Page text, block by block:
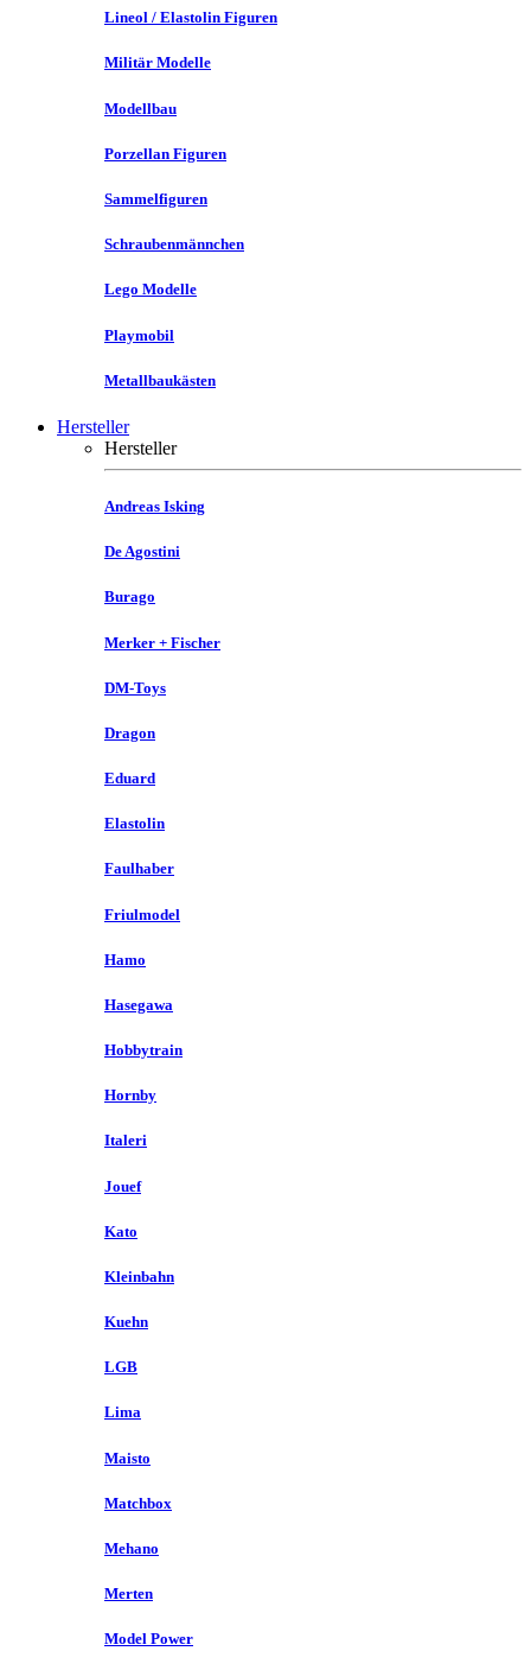
Lineol / Elastolin Figuren
Militär Modelle
Modellbau
Porzellan Figuren
Sammelfiguren
Schraubenmännchen
Lego Modelle
Playmobil
Metallbaukästen
Hersteller
Hersteller
Andreas Isking
De Agostini
Burago
Merker + Fischer
DM-Toys
Dragon
Eduard
Elastolin
Faulhaber
Friulmodel
Hamo
Hasegawa
Hobbytrain
Hornby
Italeri
Jouef
Kato
Kleinbahn
Kuehn
LGB
Lima
Maisto
Matchbox
Mehano
Merten
Model Power